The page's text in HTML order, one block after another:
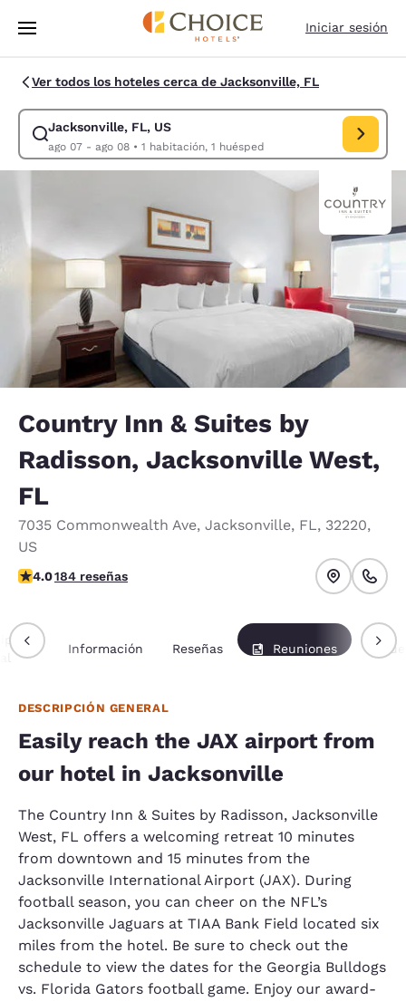
Pasar A Contenido Principal
Iniciar sesión
Ver todos los hoteles cerca de Jacksonville, FL
Jacksonville, FL, US
ago 07 - ago 08• 1 habitación, 1 huésped
Modificar la búsqueda de Jacksonville, FL, US. Fecha de check-in ago
Country Inn & Suites by
Radisson, Jacksonville West,
FL
7035 Commonwealth Ave, Jacksonville, FL, 32220,
US
calificación de 4.01 estrellas. Muy bueno.
4.0184 reseñas
Información Reseñas Reuniones
DESCRIPCIÓN GENERAL
Easily reach the JAX airport from
our hotel in Jacksonville
The Country Inn & Suites by Radisson, Jacksonville
West, FL offers a welcoming retreat 10 minutes
from downtown and 15 minutes from the
Jacksonville International Airport (JAX). During
football season, you can cheer on the NFL’s
Jacksonville Jaguars at TIAA Bank Field located six
miles from the hotel. Be sure to check out the
schedule to view the dates for the Georgia Bulldogs
vs. Florida Gators football game. Enjoy our award-